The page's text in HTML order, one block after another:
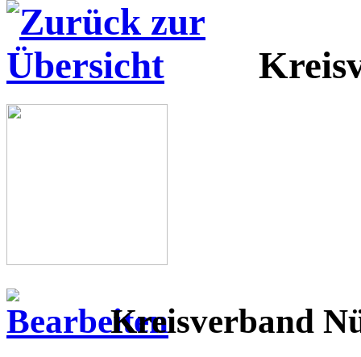
Kreisverband